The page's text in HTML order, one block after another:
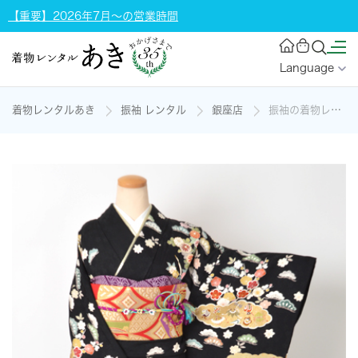
【重要】2026年7月～の営業時間
Language
着物レンタルあき 振袖 レンタル 銀座店 振袖の着物レンタル